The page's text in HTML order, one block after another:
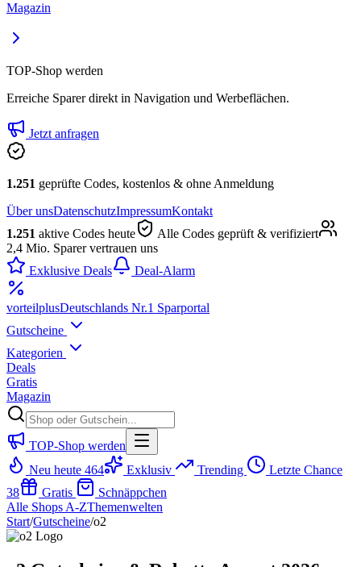
Magazin
TOP-Shop werden
Erreiche Sparer direkt in Navigation und Werbeflächen.
Jetzt anfragen
1.251 geprüfte Codes, kostenlos & ohne Anmeldung
Über unsDatenschutzImpressumKontakt
1.251 aktive Codes heute
Alle Codes geprüft & verifiziert
2,4 Mio. Sparer vertrauen uns
Exklusive Deals
Deal-Alarm
vorteilplusDeutschlands Nr.1 Sparportal
Gutscheine
Kategorien
Deals
Gratis
Magazin
TOP-Shop werden
Neu heute 464 Exklusiv Trending
Letzte Chance
38
Gratis
Schnäppchen
Alle Shops A-ZThemenwelten
Start/Gutscheine/o2